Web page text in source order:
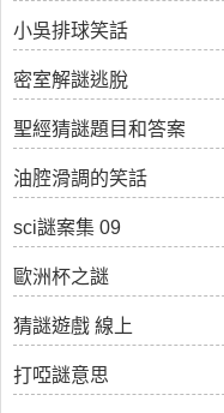
小吳排球笑話
密室解謎逃脫
聖經猜謎題目和答案
油腔滑調的笑話
sci謎案集 09
歐洲杯之謎
猜謎遊戲 線上
打啞謎意思